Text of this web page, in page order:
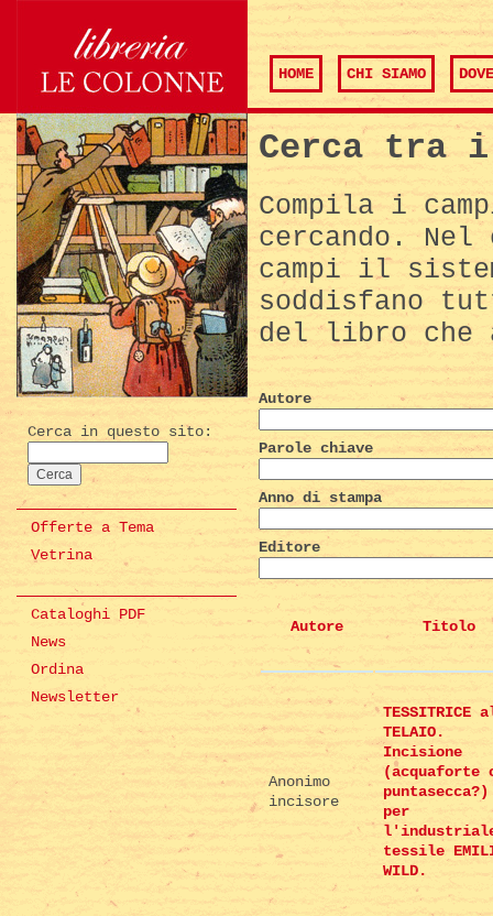
HOME CHI SIAMO
Cerca in questo sito:
Offerte a Tema
Vetrina
Cataloghi PDF
News
Ordina
Newsletter
Cerca tra
Compila i
cercando.
campi il
soddisfano
del libro che
Autore
Parole chiave
Anno di stampa
Editore
Autore Titolo
Anonimo
incisore
TESSITRICE
TELAIO.
Incisione
(acquaforte
puntasecca?)
per
tessile
WILD.